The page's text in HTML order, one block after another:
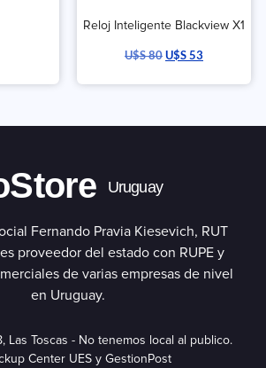
Reloj Inteligente Blackview X1
U$S80U$S53
Uruguay
Fernando Pravia Kiesevich, RUT
es proveedor del estado con RUPE y
de varias empresas de nivel
en Uruguay.
Las Toscas - No tenemos local al publico.
Center UES y GestionPost